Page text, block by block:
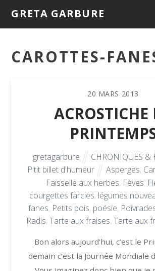
GRETA GARBURE
CAROTTES-
20 MARS 2013
ACROSTICHE
gretagarbure CHRONIQUES &
P'tit billet d'humeur
Asperges,
Faisselle aux herbes, Fèves,
courgettes farcies, légumes
fanes, Petits pois, poésie,
Radis,Tarte aux fraises,Tarte aux
Bon alors aujourd’hui, c’est le
demain c’est la Journée Mondiale